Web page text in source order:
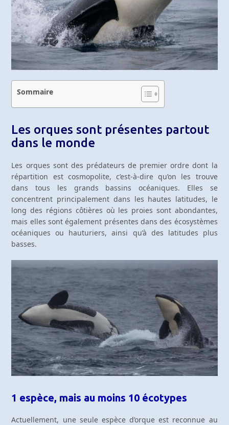
Sommaire
Les orques sont présentes partout
dans le monde
Les orques sont des prédateurs de premier ordre dont la
répartition est cosmopolite, c’est-à-dire qu’on les trouve
dans tous les grands bassins océaniques. Elles se
concentrent principalement dans les hautes latitudes, le
long des régions côtières où les proies sont abondantes,
mais elles sont également présentes dans des écosystèmes
océaniques ou hauturiers, ainsi qu’à des latitudes plus
basses.
1 espèce, mais au moins 10 écotypes
Actuellement, une seule espèce d’orque est reconnue au